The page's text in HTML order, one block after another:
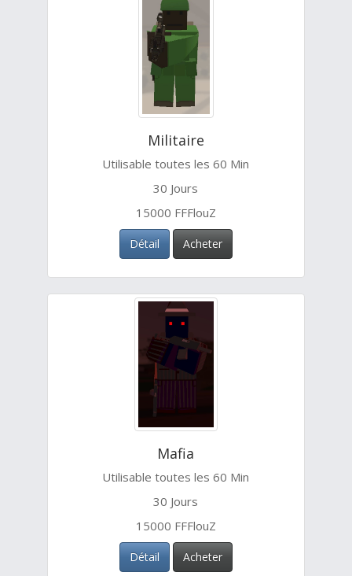
Militaire
Utilisable toutes les 60 Min
30 Jours
15000 FFFlouZ
Détail Acheter
Mafia
Utilisable toutes les 60 Min
30 Jours
15000 FFFlouZ
Détail Acheter